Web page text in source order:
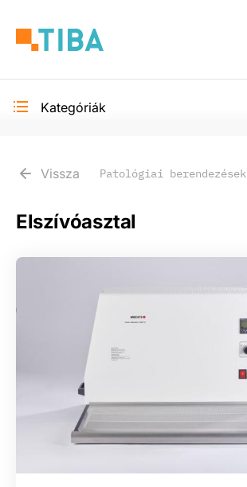
tartalomra
ToggleKategóriák
Vissza Patológiai berendezések
Elszívóasztal